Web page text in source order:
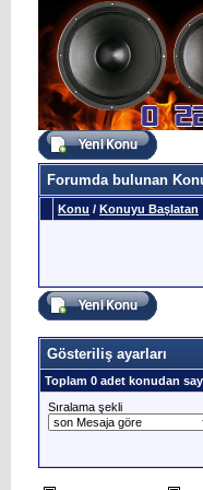
Forumda bulunan
Konu / Konuyu Başlatan
Gösteriliş ayarları
Toplam 0 adet konudan
Sıralama şekli